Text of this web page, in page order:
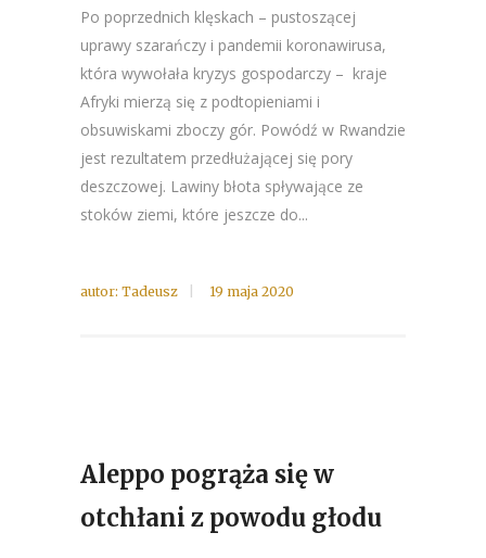
Po poprzednich klęskach – pustoszącej
uprawy szarańczy i pandemii koronawirusa,
która wywołała kryzys gospodarczy – kraje
Afryki mierzą się z podtopieniami i
obsuwiskami zboczy gór. Powódź w Rwandzie
jest rezultatem przedłużającej się pory
deszczowej. Lawiny błota spływające ze
stoków ziemi, które jeszcze do...
autor: Tadeusz 19 maja 2020
Aleppo pogrąża się w
otchłani z powodu głodu